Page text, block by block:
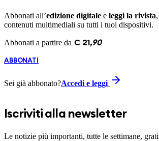
Abbonati all’edizione digitale e leggi la rivista
contenuti multimediali su tutti i tuoi dispositivi.
Abbonati a partire da € 21 ,90
ABBONATI
Sei già abbonato?Accedi e leggi
Iscriviti alla newsletter
Le notizie più importanti, tutte le settimane,